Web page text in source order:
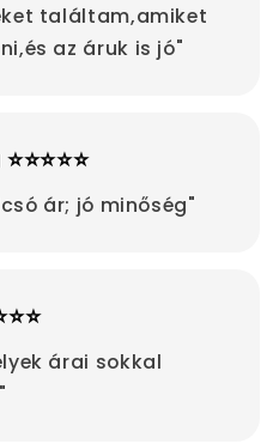
találtam,amiket
az áruk is jó"
ár; jó minőség"
árai sokkal